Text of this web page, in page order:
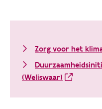
Zorg voor het
(Weliswaar)